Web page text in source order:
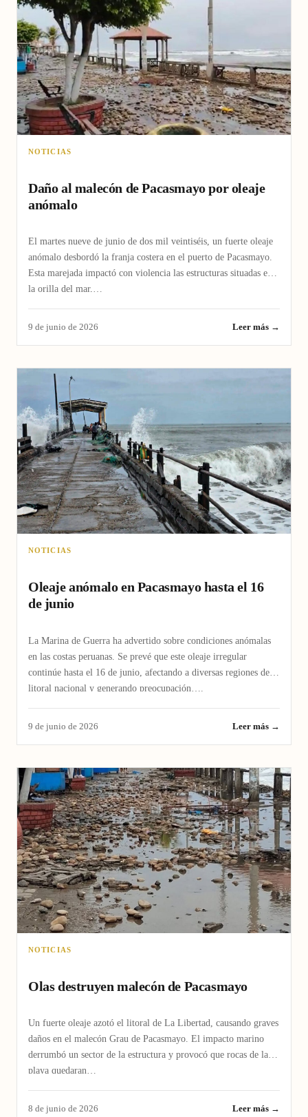
NOTICIAS
Daño al malecón de Pacasmayo por oleaje
anómalo
El martes nueve de junio de dos mil veintiséis, un fuerte oleaje
anómalo desbordó la franja costera en el puerto de Pacasmayo.
Esta marejada impactó con violencia las estructuras situadas en
la orilla del mar,…
9 de junio de 2026 Leer más →
NOTICIAS
Oleaje anómalo en Pacasmayo hasta el 16
de junio
La Marina de Guerra ha advertido sobre condiciones anómalas
en las costas peruanas. Se prevé que este oleaje irregular
continúe hasta el 16 de junio, afectando a diversas regiones del
litoral nacional y generando preocupación….
9 de junio de 2026 Leer más →
NOTICIAS
Olas destruyen malecón de Pacasmayo
Un fuerte oleaje azotó el litoral de La Libertad, causando graves
daños en el malecón Grau de Pacasmayo. El impacto marino
derrumbó un sector de la estructura y provocó que rocas de la
playa quedaran…
8 de junio de 2026 Leer más →